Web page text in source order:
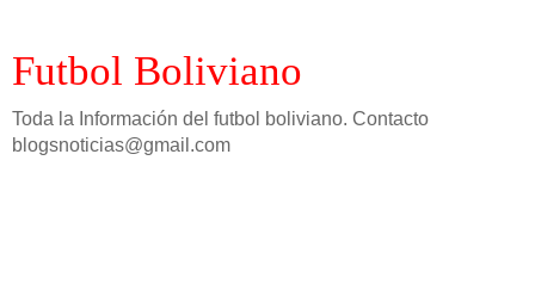
Futbol Boliviano
Toda la Información del futbol boliviano. Contacto
blogsnoticias@gmail.com